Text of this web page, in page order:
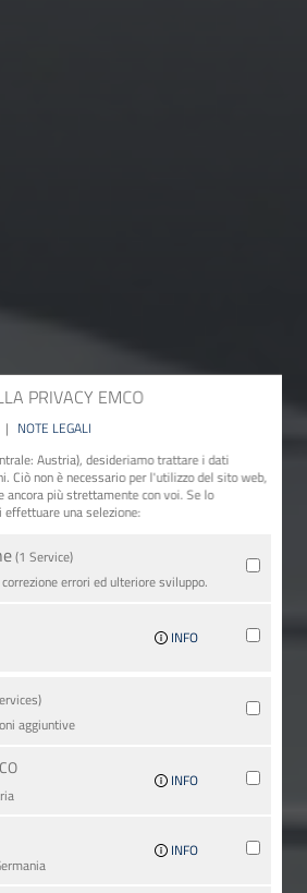
PRIVACY EMCO
| NOTE LEGALI
Austria), desideriamo trattare i dati
Ciò non è necessario per l'utilizzo del sito web,
ancora più strettamente con voi. Se lo
una selezione:
(1 Service)
errori ed ulteriore sviluppo.
INFO
aggiuntive
INFO
INFO